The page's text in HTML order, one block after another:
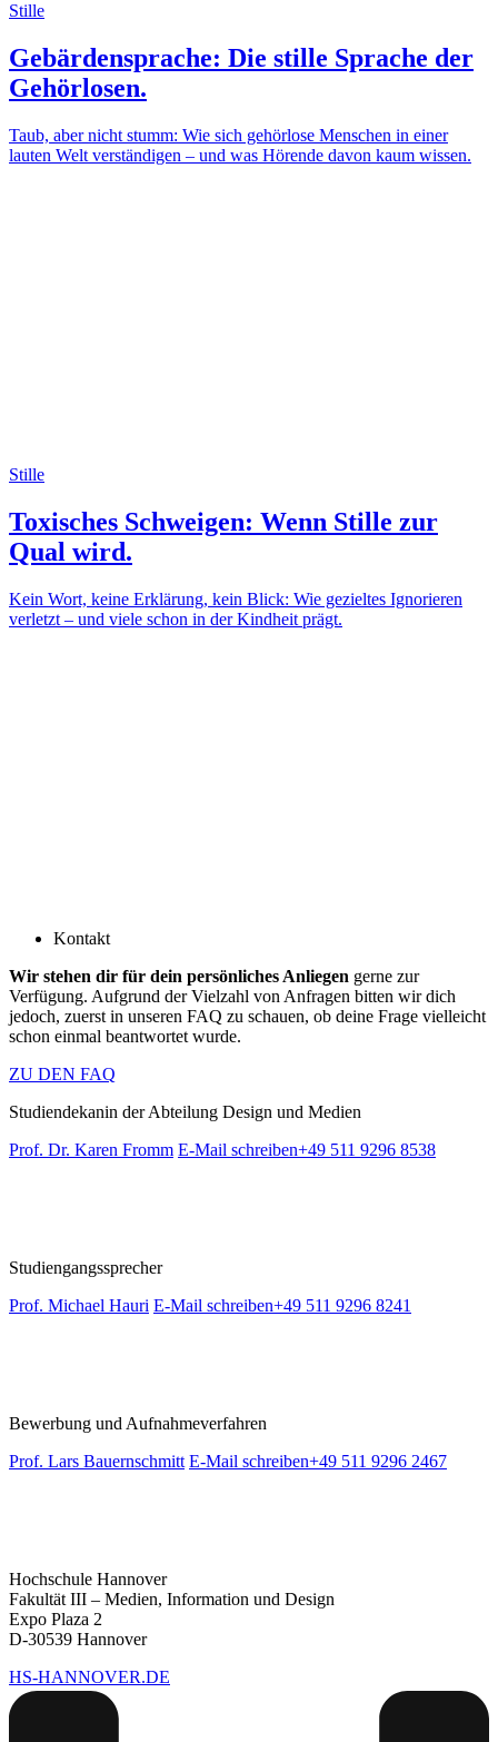
Stille
Gebärdensprache: Die stille Sprache der
Gehörlosen.
Taub, aber nicht stumm: Wie sich gehörlose Menschen in einer
lauten Welt verständigen – und was Hörende davon kaum wissen.
Stille
Toxisches Schweigen: Wenn Stille zur
Qual wird.
Kein Wort, keine Erklärung, kein Blick: Wie gezieltes Ignorieren
verletzt – und viele schon in der Kindheit prägt.
Kontakt
Wir stehen dir für dein persönliches Anliegen gerne zur
Verfügung. Aufgrund der Vielzahl von Anfragen bitten wir dich
jedoch, zuerst in unseren FAQ zu schauen, ob deine Frage vielleicht
schon einmal beantwortet wurde.
ZU DEN FAQ
Studiendekanin der Abteilung Design und Medien
Prof. Dr. Karen Fromm E-Mail schreiben+49 511 9296 8538
Studiengangssprecher
Prof. Michael Hauri E-Mail schreiben+49 511 9296 8241
Bewerbung und Aufnahmeverfahren
Prof. Lars Bauernschmitt E-Mail schreiben+49 511 9296 2467
Hochschule Hannover
Fakultät III – Medien, Information und Design
Expo Plaza 2
D-30539 Hannover
HS-HANNOVER.DE